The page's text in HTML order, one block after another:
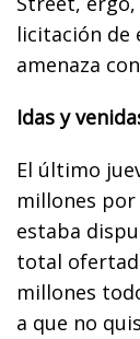
licitación de
amenaza
Idas y
El último
millones por
estaba
total
millones
a que no